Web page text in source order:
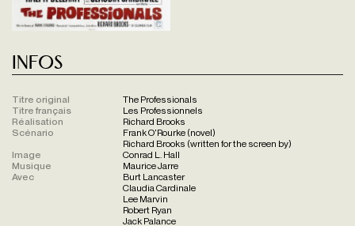
Infos
Titre original
The Professionals
Titre français
Les Professionnels
Réalisation
Richard Brooks
Scénario
Frank O'Rourke (novel)
Richard Brooks (written for the screen by)
Image
Conrad L. Hall
Musique
Maurice Jarre
Avec
Burt Lancaster
Claudia Cardinale
Lee Marvin
Robert Ryan
Jack Palance